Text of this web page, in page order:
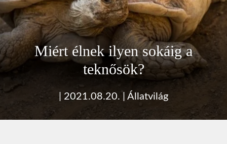
Miért élnek ilyen sokáig a
teknősök?
2021.08.20. Állatvilág